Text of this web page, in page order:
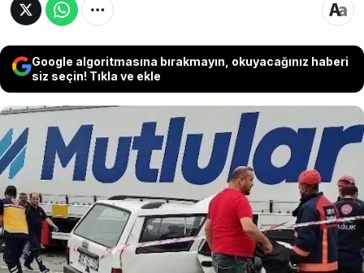
Google algoritmasına bırakmayın, okuyacağınız haberi
siz seçin! Tıkla ve ekle
Giresun Espiye'de park halindeki tıra
çarpan otomobildeki bir kişi hayatını
kaybetti, sürücü yaralandı.